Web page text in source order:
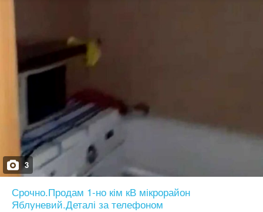
3
Срочно.Продам 1-но кім кВ мікрорайон
Яблуневий.Деталі за телефоном